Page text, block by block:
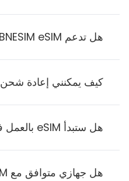
هل تدعم BNESIM eSIM المكالمات وSMS؟
كيف يمكنني إعادة شحن eSIM؟
هل ستبدأ eSIM بالعمل فورًا؟
هل جهازي متوافق مع BNESIM eSIM؟